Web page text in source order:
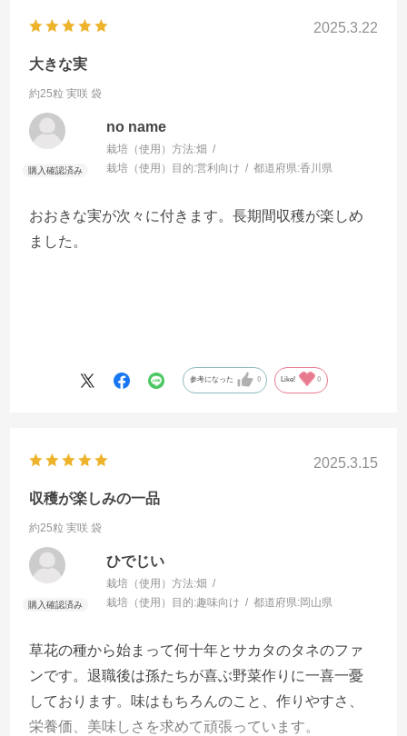
2025.3.22
大きな実
約25粒 実咲 袋
no name
栽培（使用）方法:畑
栽培（使用）目的:営利向け 都道府県:香川県
おおきな実が次々に付きます。長期間収穫が楽しめ
ました。
参考になった 0 Like! 0
2025.3.15
収穫が楽しみの一品
約25粒 実咲 袋
ひでじい
栽培（使用）方法:畑
栽培（使用）目的:趣味向け 都道府県:岡山県
草花の種から始まって何十年とサカタのタネのファ
ンです。退職後は孫たちが喜ぶ野菜作りに一喜一憂
しております。味はもちろんのこと、作りやすさ、
栄養価、美味しさを求めて頑張っています。